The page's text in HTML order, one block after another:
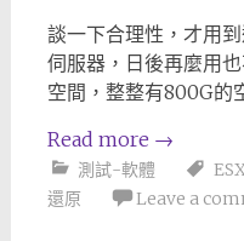
談一下合理性，才用
伺服器，日後再麼用
空間，整整有800G的
Read more →
測試-軟體
還原
Leave a